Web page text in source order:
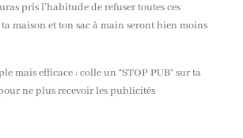
pris l’habitude de refuser toutes ces
ta maison et ton sac à main seront bien moins
mais efficace : colle un “STOP PUB” sur ta
ne plus recevoir les publicités